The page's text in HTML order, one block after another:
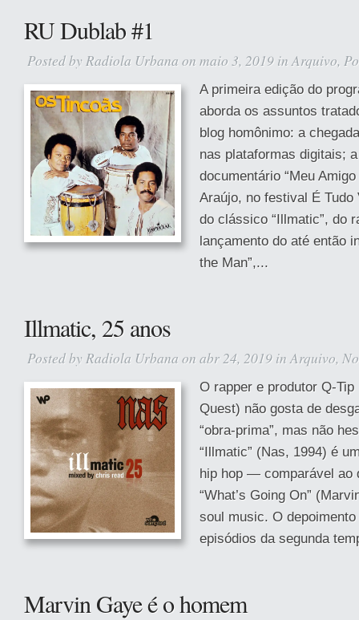
RU Dublab #1
Posted by Radiola Urbana on maio 3, 2019 inArquivo,
A primeira edição do
aborda os assuntos
blog homônimo: a
nas plataformas digitais;
documentário “Meu
Araújo, no festival É Tudo
do clássico “Illmatic”, do
lançamento do até então
the Man”,...
Illmatic, 25 anos
Posted by Radiola Urbana on abr 24, 2019 inArquivo,
O rapper e produtor Q-Tip
Quest) não gosta de
“obra-prima”, mas não
“Illmatic” (Nas, 1994) é
hip hop — comparável ao
“What’s Going On”
soul music. O
episódios da segunda
Marvin Gaye é o homem